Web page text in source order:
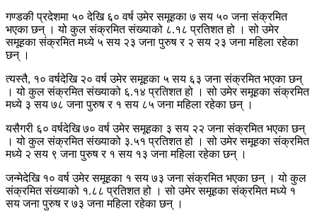
गण्डकी प्रदेशमा ५० देखि ६० वर्ष उमेर समूहका ७ सय ५० जना संक्रमित
भएका छन् । यो कुल संक्रमित संख्याको ८.१८ प्रतिशत हो । सो उमेर
समूहका संक्रमित मध्ये ५ सय २३ जना पुरुष र २ सय २३ जना महिला रहेका
छन् ।
त्यस्तै, १० वर्षदेखि २० वर्ष उमेर समूहका ५ सय ६३ जना संक्रमित भएका छन्
। यो कुल संक्रमित संख्याको ६.१४ प्रतिशत हो । सो उमेर समूहका संक्रमित
मध्ये ३ सय ७८ जना पुरुष र १ सय ८५ जना महिला रहेका छन् ।
यसैगरी ६० वर्षदेखि ७० वर्ष उमेर समूहका ३ सय २२ जना संक्रमित भएका छन्
। यो कुल संक्रमित संख्याको ३.५१ प्रतिशत हो । सो उमेर समूहका संक्रमित
मध्ये २ सय ९ जना पुरुष र १ सय १३ जना महिला रहेका छन् ।
जन्मेदेखि १० वर्ष उमेर समूहका १ सय ७३ जना संक्रमित भएका छन् । यो कुल
संक्रमित संख्याको १.८८ प्रतिशत हो । सो उमेर समूहका संक्रमित मध्ये १
सय जना पुरुष र ७३ जना महिला रहेका छन् ।